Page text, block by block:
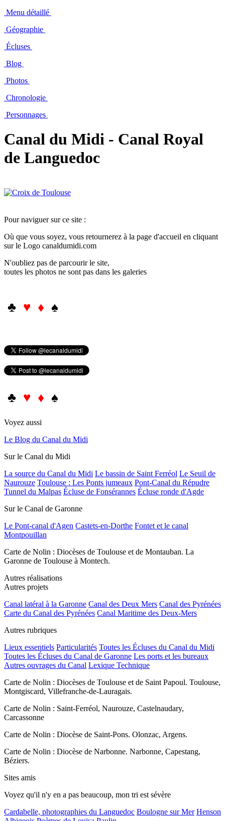
Menu détaillé
Géographie
Écluses
Blog
Photos
Chronologie
Personnages
Canal du Midi - Canal Royal
de Languedoc
Pour naviguer sur ce site :
Où que vous soyez, vous retournerez à la page d'accueil en cliquant
sur le Logo canaldumidi.com
N'oubliez pas de parcourir le site,
toutes les photos ne sont pas dans les galeries
♣ ♥ ♦ ♠
♣ ♥ ♦ ♠
Voyez aussi
Le Blog du Canal du Midi
Sur le Canal du Midi
La source du Canal du Midi Le bassin de Saint Ferréol Le Seuil de
Naurouze Toulouse : Les Ponts jumeaux Pont-Canal du Répudre
Tunnel du Malpas Écluse de Fonsérannes Écluse ronde d'Agde
Sur le Canal de Garonne
Le Pont-canal d'Agen Castets-en-Dorthe Fontet et le canal
Montpouillan
Carte de Nolin : Diocèses de Toulouse et de Montauban. La
Garonne de Toulouse à Montech.
Autres réalisations
Autres projets
Canal latéral à la Garonne Canal des Deux Mers Canal des Pyrénées
Carte du Canal des Pyrénées Canal Maritime des Deux-Mers
Autres rubriques
Lieux essentiels Particularités Toutes les Écluses du Canal du Midi
Toutes les Écluses du Canal de Garonne Les ports et les bureaux
Autres ouvrages du Canal Lexique Technique
Carte de Nolin : Diocèses de Toulouse et de Saint Papoul. Toulouse,
Montgiscard, Villefranche-de-Lauragais.
Carte de Nolin : Saint-Ferréol, Naurouze, Castelnaudary,
Carcassonne
Carte de Nolin : Diocèse de Saint-Pons. Olonzac, Argens.
Carte de Nolin : Diocèse de Narbonne. Narbonne, Capestang,
Béziers.
Sites amis
Voyez qu'il n'y en a pas beaucoup, mon tri est sévère
Cardabelle, photographies du Languedoc Boulogne sur Mer Henson